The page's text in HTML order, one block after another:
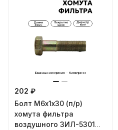
202 ₽
Болт М6х1х30 (п/р)
хомута фильтра
воздушного ЗИЛ-5301